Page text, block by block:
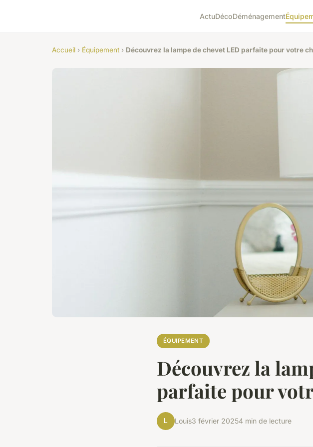
ActuDécoDéménagement
Accueil › Équipement › Découvrez la lampe de chevet LED parfaite pour votre
ÉQUIPEMENT
Découvrez la
parfaite pour
L Louis3 février 20254 min de lecture